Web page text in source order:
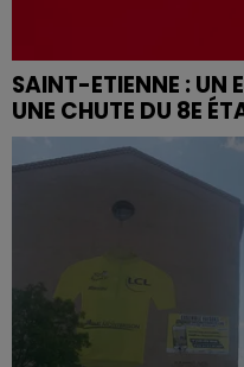
SAINT-ETIENNE : UN
UNE CHUTE DU 8E